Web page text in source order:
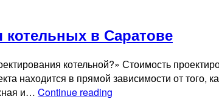
в Саратове
котельной?» Стоимость
находится в прямой зависимости от
и… Continue reading